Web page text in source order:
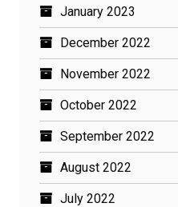
January 2023
December 2022
November 2022
October 2022
September 2022
August 2022
July 2022